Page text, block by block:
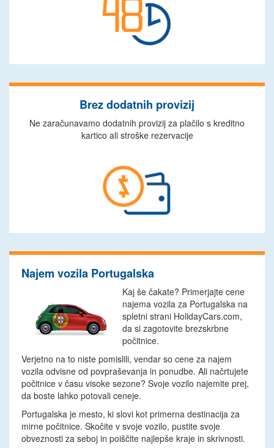
Brez dodatnih provizij
Ne zaračunavamo dodatnih provizij za plačilo s kreditno
kartico ali stroške rezervacije
Najem vozila Portugalska
Kaj še čakate? Primerjajte cene
najema vozila za Portugalska na
spletni strani HolidayCars.com,
da si zagotovite brezskrbne
počitnice.
Verjetno na to niste pomislili, vendar so cene za najem
vozila odvisne od povpraševanja in ponudbe. Ali načrtujete
počitnice v času visoke sezone? Svoje vozilo najemite prej,
da boste lahko potovali ceneje.
Portugalska je mesto, ki slovi kot primerna destinacija za
mirne počitnice. Skočite v svoje vozilo, pustite svoje
obveznosti za seboj in poiščite najlepše kraje in skrivnosti.